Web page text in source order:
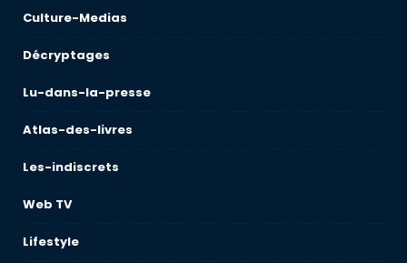
Culture-Medias
Décryptages
Lu-dans-la-presse
Atlas-des-livres
Les-indiscrets
Web TV
Lifestyle